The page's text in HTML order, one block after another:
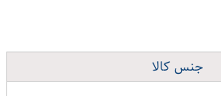
جنس کالا